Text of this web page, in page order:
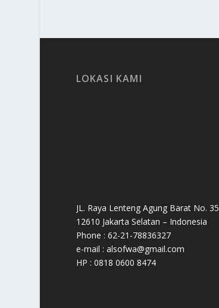
LOKASI KAMI
JL. Raya Lenteng Agung Barat No. 35
12610 Jakarta Selatan – Indonesia
Phone : 62-21-78836327
e-mail : alsofwa@gmail.com
HP : 0818 0600 8474